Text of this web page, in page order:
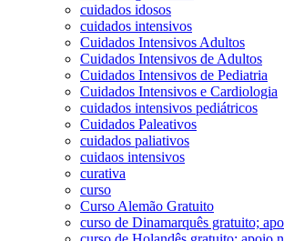
cuidados idosos
cuidados intensivos
Cuidados Intensivos Adultos
Cuidados Intensivos de Adultos
Cuidados Intensivos de Pediatria
Cuidados Intensivos e Cardiologia
cuidados intensivos pediátricos
Cuidados Paleativos
cuidados paliativos
cuidaos intensivos
curativa
curso
Curso Alemão Gratuito
curso de Dinamarquês gratuito;